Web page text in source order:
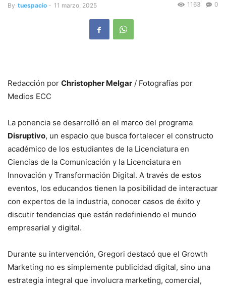
By tuespacio - 11 marzo, 2025 0
1163
Redacción por Christopher Melgar / Fotografías por
Medios ECC
La ponencia se desarrolló en el marco del programa
Disruptivo, un espacio que busca fortalecer el constructo
académico de los estudiantes de la Licenciatura en
Ciencias de la Comunicación y la Licenciatura en
Innovación y Transformación Digital. A través de estos
eventos, los educandos tienen la posibilidad de interactuar
con expertos de la industria, conocer casos de éxito y
discutir tendencias que están redefiniendo el mundo
empresarial y digital.
Durante su intervención, Gregori destacó que el Growth
Marketing no es simplemente publicidad digital, sino una
estrategia integral que involucra marketing, comercial,